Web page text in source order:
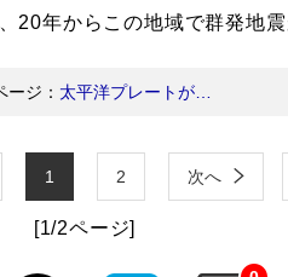
20年からこの地域で群発地震
ージ： 太平洋プレートが…
1 2 次へ
[1/2ページ]